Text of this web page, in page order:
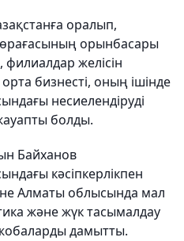
оралып,
орынбасары
желісін
бизнесті, оның ішінде
несиелендіруді
болды.
Байханов
кәсіпкерлікпен
Алматы облысында мал
және жүк тасымалдау
дамытты.